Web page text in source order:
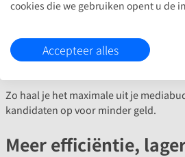
Hoog over en op detailniveau. Alle
Werkt een advertentie niet? Dan pas je
een kanaal juist opvallend goed? Dan
Zo haal je het maximale uit je
kandidaten op voor minder geld.
Meer efficiëntie,
cookies die we gebruiken opent u de
Accepteer alles